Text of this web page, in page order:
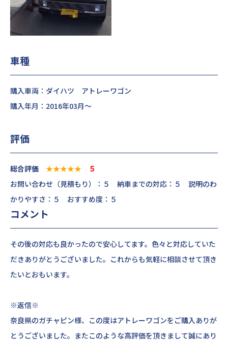
車種
購入車両：ダイハツ アトレーワゴン
購入年月：2016年03月～
評価
総合評価 ★★★★★
５
お問い合わせ（見積もり）：５ 納車までの対応：５ 説明のわ
かりやすさ：５ おすすめ度：５
コメント
その後の対応も良かったので安心してます。色々と対応していた
だきありがとうございました。これからも気軽に相談させて頂き
たいとおもいます。
※返信※
奈良県のガチャピン様、この度はアトレーワゴンをご購入ありが
とうございました。またこのような高評価を頂きまして誠にあり